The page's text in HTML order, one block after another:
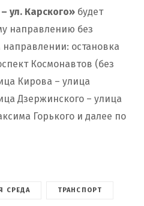
ул. Карского» будет
направлению без
остановка
Космонавтов (без
Кирова – улица
Дзержинского – улица
Горького и далее по
СРЕДА ТРАНСПОРТ